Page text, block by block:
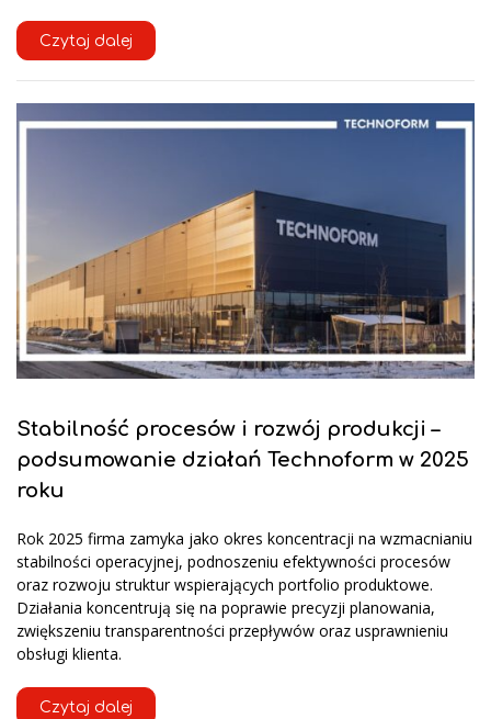
Czytaj dalej
Stabilność procesów i rozwój produkcji –
podsumowanie działań Technoform w 2025
roku
Rok 2025 firma zamyka jako okres koncentracji na wzmacnianiu
stabilności operacyjnej, podnoszeniu efektywności procesów
oraz rozwoju struktur wspierających portfolio produktowe.
Działania koncentrują się na poprawie precyzji planowania,
zwiększeniu transparentności przepływów oraz usprawnieniu
obsługi klienta.
Czytaj dalej